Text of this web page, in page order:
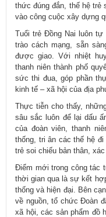
thức đúng đắn, thế hệ trẻ
vào công cuộc xây dựng
Tuổi trẻ Đồng Nai luôn
trào cách mạng, sẵn
được giao. Với nhiệt
thanh niên thành phố
sức thi đua, góp phần
kinh tế – xã hội của địa
Thực tiễn cho thấy,
sâu sắc luôn để lại dấu
của đoàn viên, thanh
thống, tri ân các thế hệ
trẻ soi chiếu bản thân,
Điểm mới trong công tác
thời gian qua là sự kết
thống và hiện đại. Bên
về nguồn, tổ chức Đoàn
xã hội, các sản phẩm đồ